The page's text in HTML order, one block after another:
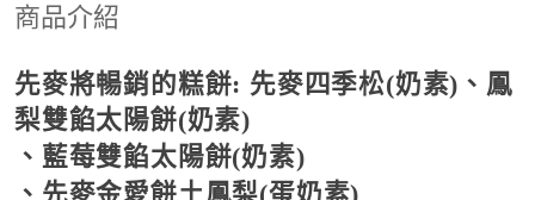
商品介紹
先麥將暢銷的糕餅: 先麥四季松(奶素)、鳳
梨雙餡太陽餅(奶素)
、藍莓雙餡太陽餅(奶素)
、先麥金愛餅土鳳梨(蛋奶素)